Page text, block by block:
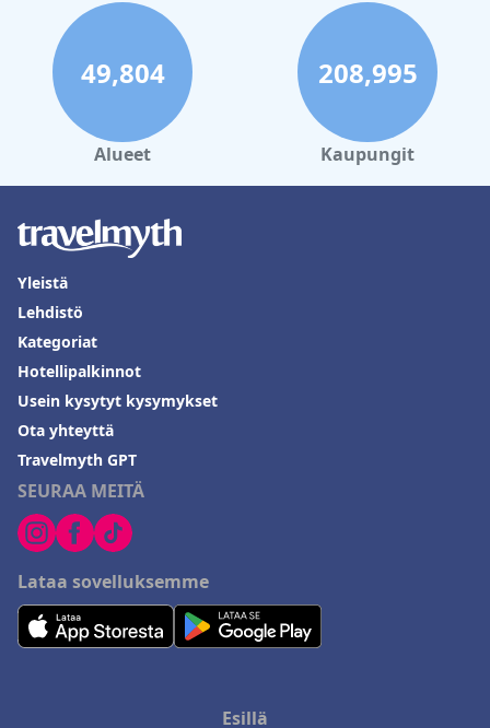
49,804
Alueet
208,995
Kaupungit
SEURAA MEITÄ
Lataa sovelluksemme
Yleistä
Lehdistö
Kategoriat
Hotellipalkinnot
Usein kysytyt kysymykset
Ota yhteyttä
Travelmyth GPT
Esillä